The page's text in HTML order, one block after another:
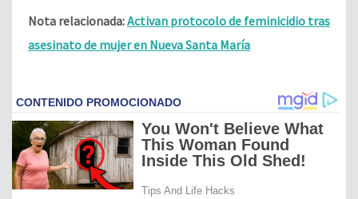
Nota relacionada:Activan protocolo de feminicidio tras
asesinato de mujer en Nueva Santa María